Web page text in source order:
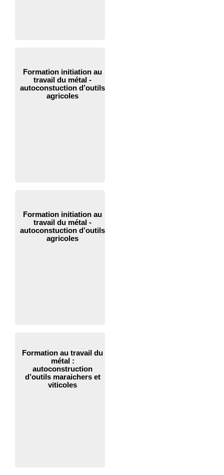
Formation initiation au
travail du métal -
autoconstuction d’outils
agricoles
Formation initiation au
travail du métal -
autoconstuction d’outils
agricoles
Formation au travail du
métal :
autoconstruction
d’outils maraichers et
viticoles